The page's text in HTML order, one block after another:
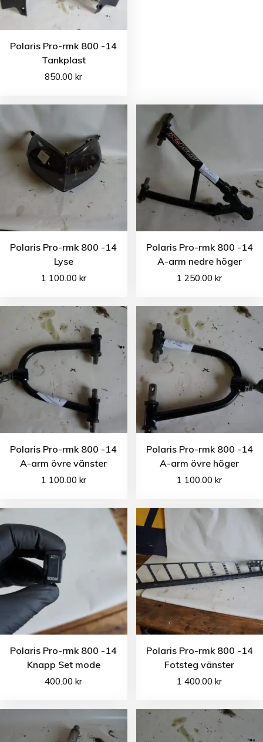
Polaris Pro-rmk 800 -14
Tankplast
850.00kr
Polaris Pro-rmk 800 -14
Lyse
1 100.00 kr
Polaris Pro-rmk 800 -14
A-arm nedre höger
1 250.00kr
Polaris Pro-rmk 800 -14
A-arm övre vänster
1 100.00 kr
Polaris Pro-rmk 800 -14
A-arm övre höger
1 100.00kr
Polaris Pro-rmk 800 -14
Knapp Set mode
400.00kr
Polaris Pro-rmk 800 -14
Fotsteg vänster
1 400.00kr